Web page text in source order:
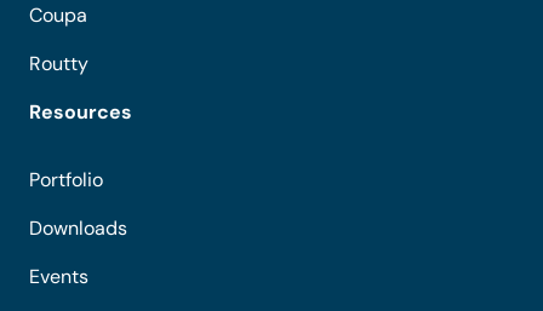
Coupa
Routty
Resources
Portfolio
Downloads
Events